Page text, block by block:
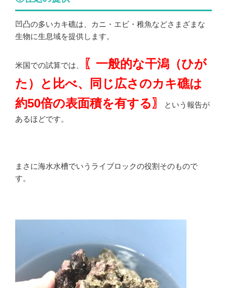
凹凸の多いカキ礁は、カニ・エビ・稚魚などさまざまな
生物に生息域を提供します。
米国での試算では、
〖一般的な干潟（ひが
た）と比べ、同じ広さのカキ礁は
約50倍の表面積を有する〗
という報告が
あるほどです。
まさに海水水槽でいうライブロックの役割そのもので
す。